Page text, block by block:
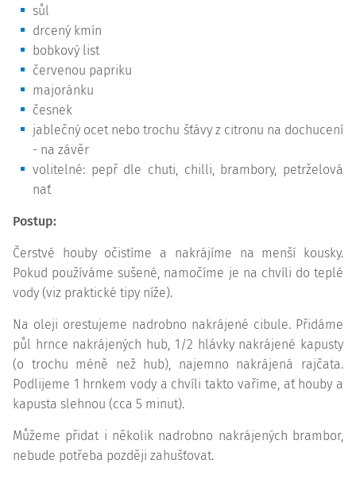
sůl
drcený kmín
bobkový list
červenou papriku
majoránku
česnek
jablečný ocet nebo trochu šťávy z citronu na dochucení
- na závěr
volitelné: pepř dle chuti, chilli, brambory, petrželová
nať
Postup:
Čerstvé houby očistíme a nakrájíme na menší kousky.
Pokud používáme sušené, namočíme je na chvíli do teplé
vody (viz praktické tipy níže).
Na oleji orestujeme nadrobno nakrájené cibule. Přidáme
půl hrnce nakrájených hub, 1/2 hlávky nakrájené kapusty
(o trochu méně než hub), najemno nakrájená rajčata.
Podlijeme 1 hrnkem vody a chvíli takto vaříme, ať houby a
kapusta slehnou (cca 5 minut).
Můžeme přidat i několik nadrobno nakrájených brambor,
nebude potřeba později zahušťovat.